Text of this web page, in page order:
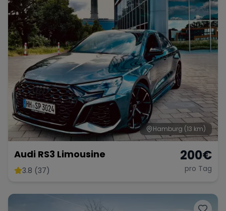
McLaren Ford Jaguar
Chevrolet Dodge
Bentley Rolls Royce Aston Martin
Bugatti
Zeitraum wählen
Hamburg (13 km)
Audi RS3 Limousine
3.8 (37)
200€
pro Tag